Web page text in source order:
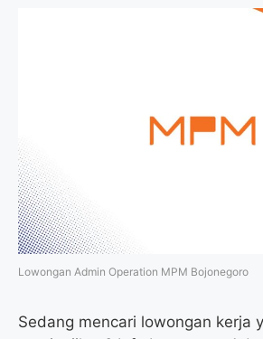
Lowongan Admin Operation MPM Bojonegoro
Sedang mencari lowongan kerja